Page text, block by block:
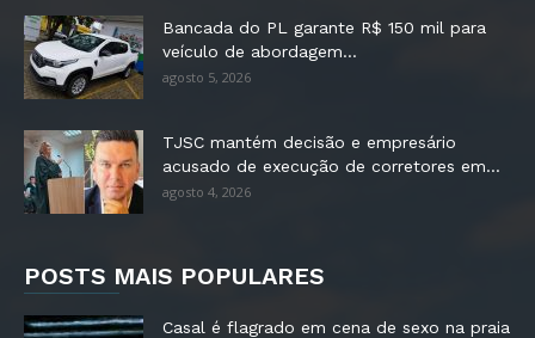
Bancada do PL garante R$ 150 mil para
veículo de abordagem...
agosto 5, 2026
TJSC mantém decisão e empresário
acusado de execução de corretores em...
agosto 4, 2026
POSTS MAIS POPULARES
Casal é flagrado em cena de sexo na praia